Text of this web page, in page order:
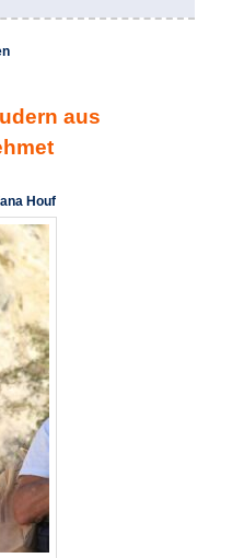
aus
Houf